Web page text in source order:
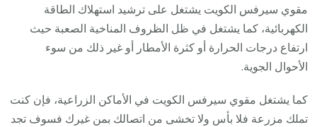
مقوي سيرفس الكويت يشتغل على ترشيد استهلاك الطاقة
الكهربائية، كما يشتغل في ظل الظروف المناخية الصعبة حيث
ارتفاع درجات الحرارة أو كثرة الأمطار أو غير ذلك من سوء
الأحوال الجوية.
كما يشتغل مقوي سيرفس الكويت في الأماكن الزراعية، فإن كنت
تملك مزرعة فلا بأس ولا تخشى من اتصالك بمن غيرك فسوف تجد